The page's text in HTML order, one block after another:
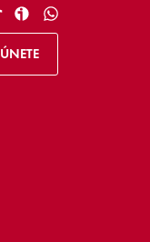
ÚNETE